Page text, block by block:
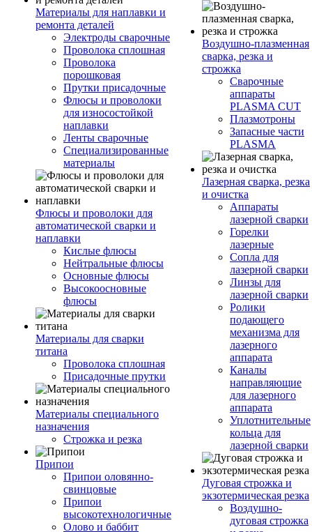
Материалы для наплавки и
ремонта деталей
Электроды сварочные
Проволока сплошная
Проволока
порошковая
Прутки присадочные
Флюсы и проволоки
для износостойкой
наплавки
Ленты сварочные
Специализированные
материалы
Флюсы и проволоки для
автоматической сварки и
наплавки
Кислые флюсы
Нейтральные флюсы
Основные флюсы
Высокоосновные
флюсы
Материалы для сварки
титана
Проволока сплошная
Присадочные прутки
Материалы специального
назначения
Строжка и резка
Припои
Припои оловянно-
свинцовые
Припои
высокотехнологичные
Олово и баббит
Воздушно-плазменная
сварка, резка и
строжка
Сварочные
аппараты
PLASMA CUT
Плазмотроны
Запасные части
PLASMA
Лазерная сварка, резка
и очистка
Аппараты
лазерной сварки
Горелки
лазерные
Сопла для
лазерной сварки
Линзы для
лазерной сварки
Ролики
подающего
механизма для
лазерного
аппарата
Каналы
направляющие
для лазерного
аппарата
Уплотнительные
кольца для
лазерной сварки
Дуговая строжка и
экзотермическая резка
Воздушно-
дуговая строжка